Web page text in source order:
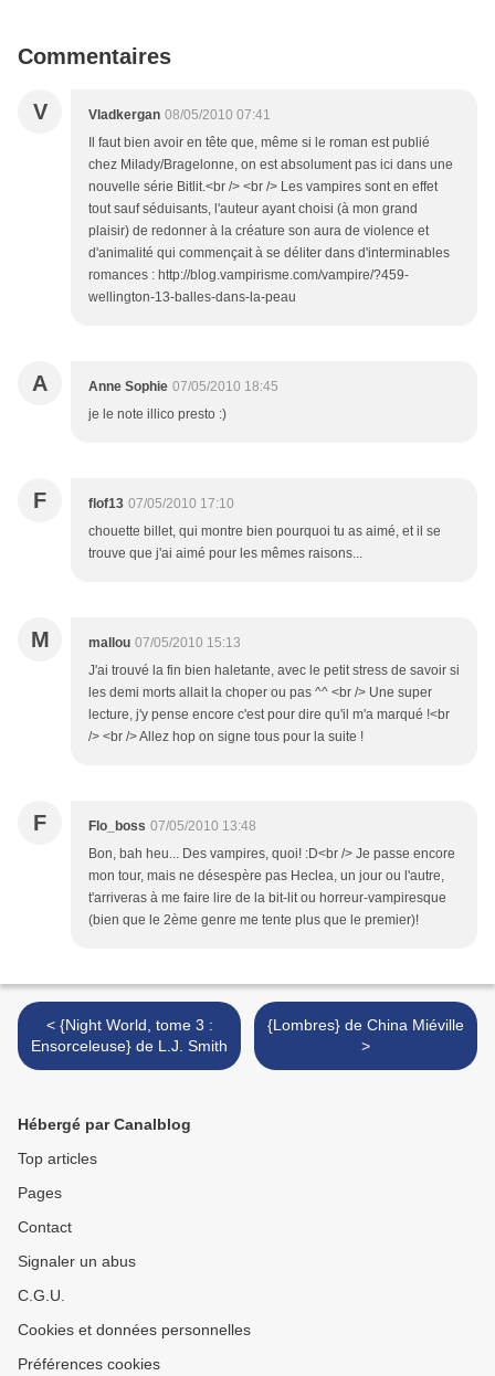
Commentaires
V Vladkergan 08/05/2010 07:41
Il faut bien avoir en tête que, même si le roman est publié
chez Milady/Bragelonne, on est absolument pas ici dans une
nouvelle série Bitlit.<br /> <br /> Les vampires sont en effet
tout sauf séduisants, l'auteur ayant choisi (à mon grand
plaisir) de redonner à la créature son aura de violence et
d'animalité qui commençait à se déliter dans d'interminables
romances : http://blog.vampirisme.com/vampire/?459-
wellington-13-balles-dans-la-peau
A Anne Sophie 07/05/2010 18:45
je le note illico presto :)
F flof13 07/05/2010 17:10
chouette billet, qui montre bien pourquoi tu as aimé, et il se
trouve que j'ai aimé pour les mêmes raisons...
M mallou 07/05/2010 15:13
J'ai trouvé la fin bien haletante, avec le petit stress de savoir si
les demi morts allait la choper ou pas ^^ <br /> Une super
lecture, j'y pense encore c'est pour dire qu'il m'a marqué !<br
/> <br /> Allez hop on signe tous pour la suite !
F Flo_boss 07/05/2010 13:48
Bon, bah heu... Des vampires, quoi! :D<br /> Je passe encore
mon tour, mais ne désespère pas Heclea, un jour ou l'autre,
t'arriveras à me faire lire de la bit-lit ou horreur-vampiresque
(bien que le 2ème genre me tente plus que le premier)!
< {Night World, tome 3 :
Ensorceleuse} de L.J. Smith
{Lombres} de China Miéville
>
Hébergé par Canalblog
Top articles
Pages
Contact
Signaler un abus
C.G.U.
Cookies et données personnelles
Préférences cookies